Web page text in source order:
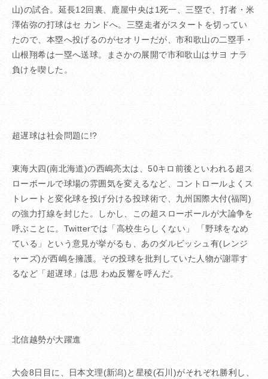
山)の試合。延長12回裏、鹿屋中央は1死一、三塁で、打者・米
澤佑弥の打球はセ カンドへ。三塁走者がスタートを切ってい
たので、本塁へ投げるのがセオリーだが、市和歌山の二塁手・
山根翔希は一塁へ送球。まさかの展開で市和歌山はサヨ ナラ
負けを喫した。
超遅球は社会問題に!?
東海大四(南北海道)の西嶋亮太は、50キロ前後といわれる超ス
ローボールで球場の雰囲気を変えるなど、コントロールよくス
トレートと変化球を投げ分ける投球術で、九州国際大付(福岡)
の強力打線を封じた。しかし、この超スローボールが大論争を
呼ぶことに。Twitterでは「高校生らしくない」 「野球をなめ
ている」という意見が挙がるも、あのダルビッシュ有(レンジ
ャーズ)が西嶋を擁護。その投球を批判していた人物が謝罪す
るなど「超遅球」は思 わぬ反響を呼んだ。
北信越勢が大躍進
大会8日目に、日本文理(新潟)と星稜(石川)がそれぞれ勝利し、